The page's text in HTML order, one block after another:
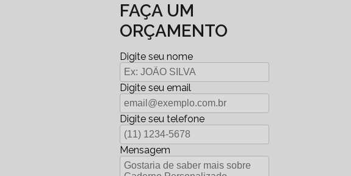
FAÇA UM
ORÇAMENTO
Digite seu nome
Digite seu email
Digite seu telefone
Mensagem